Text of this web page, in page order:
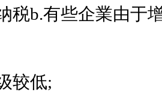
税b.有些企業由于
较低;